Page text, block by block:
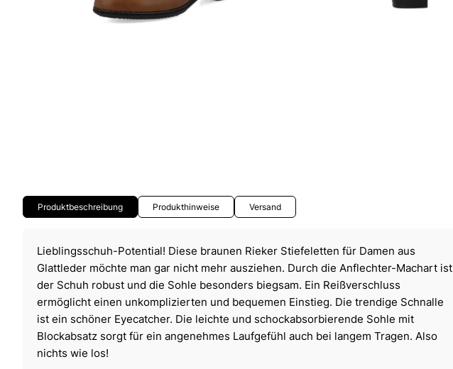
Produktbeschreibung Produkthinweise Versand
Lieblingsschuh-Potential! Diese braunen Rieker Stiefeletten für Damen aus
Glattleder möchte man gar nicht mehr ausziehen. Durch die Anflechter-Machart ist
der Schuh robust und die Sohle besonders biegsam. Ein Reißverschluss
ermöglicht einen unkomplizierten und bequemen Einstieg. Die trendige Schnalle
ist ein schöner Eyecatcher. Die leichte und schockabsorbierende Sohle mit
Blockabsatz sorgt für ein angenehmes Laufgefühl auch bei langem Tragen. Also
nichts wie los!